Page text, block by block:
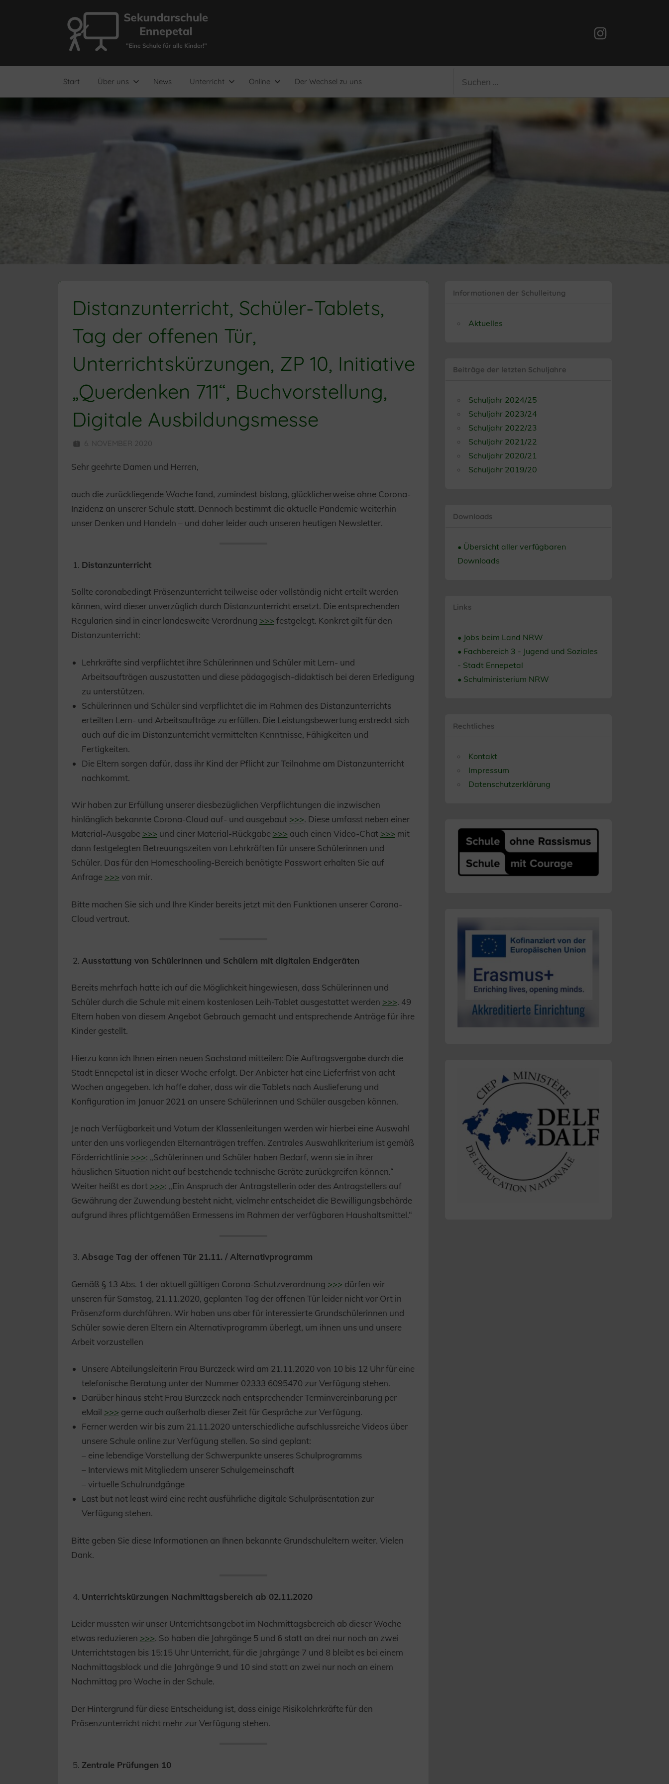
Sekundarschule
Ennepetal
"Eine
Schule
Kinder!"
Instagram
Start Über uns News Unterricht Online Der Wechsel zu uns
Distanzunterricht, Schüler-Tablets,
Tag der offenen Tür,
Unterrichtskürzungen, ZP 10, Initiative
„Querdenken 711“, Buchvorstellung,
Digitale Ausbildungsmesse
6. NOVEMBER 2020
Sehr geehrte Damen und Herren,
auch die zurückliegende Woche fand, zumindest bislang, glücklicherweise ohne Corona-
Inzidenz an unserer Schule statt. Dennoch bestimmt die aktuelle Pandemie weiterhin
unser Denken und Handeln – und daher leider auch unseren heutigen Newsletter.
Distanzunterricht
Sollte coronabedingt Präsenzunterricht teilweise oder vollständig nicht erteilt werden
können, wird dieser unverzüglich durch Distanzunterricht ersetzt. Die entsprechenden
Regularien sind in einer landesweite Verordnung >>> festgelegt. Konkret gilt für den
Distanzunterricht:
Lehrkräfte sind verpflichtet ihre Schülerinnen und Schüler mit Lern- und
Arbeitsaufträgen auszustatten und diese pädagogisch-didaktisch bei deren Erledigung
zu unterstützen.
Schülerinnen und Schüler sind verpflichtet die im Rahmen des Distanzunterrichts
erteilten Lern- und Arbeitsaufträge zu erfüllen. Die Leistungsbewertung erstreckt sich
auch auf die im Distanzunterricht vermittelten Kenntnisse, Fähigkeiten und
Fertigkeiten.
Die Eltern sorgen dafür, dass ihr Kind der Pflicht zur Teilnahme am Distanzunterricht
nachkommt.
Wir haben zur Erfüllung unserer diesbezüglichen Verpflichtungen die inzwischen
hinlänglich bekannte Corona-Cloud auf- und ausgebaut >>>. Diese umfasst neben einer
Material-Ausgabe >>> und einer Material-Rückgabe >>> auch einen Video-Chat >>> mit
dann festgelegten Betreuungszeiten von Lehrkräften für unsere Schülerinnen und
Schüler. Das für den Homeschooling-Bereich benötigte Passwort erhalten Sie auf
Anfrage >>> von mir.
Bitte machen Sie sich und Ihre Kinder bereits jetzt mit den Funktionen unserer Corona-
Cloud vertraut.
Ausstattung von Schülerinnen und Schülern mit digitalen Endgeräten
Bereits mehrfach hatte ich auf die Möglichkeit hingewiesen, dass Schülerinnen und
Schüler durch die Schule mit einem kostenlosen Leih-Tablet ausgestattet werden >>>. 49
Eltern haben von diesem Angebot Gebrauch gemacht und entsprechende Anträge für ihre
Kinder gestellt.
Hierzu kann ich Ihnen einen neuen Sachstand mitteilen: Die Auftragsvergabe durch die
Stadt Ennepetal ist in dieser Woche erfolgt. Der Anbieter hat eine Lieferfrist von acht
Wochen angegeben. Ich hoffe daher, dass wir die Tablets nach Auslieferung und
Konfiguration im Januar 2021 an unsere Schülerinnen und Schüler ausgeben können.
Je nach Verfügbarkeit und Votum der Klassenleitungen werden wir hierbei eine Auswahl
unter den uns vorliegenden Elternanträgen treffen. Zentrales Auswahlkriterium ist gemäß
Förderrichtlinie >>>: „Schülerinnen und Schüler haben Bedarf, wenn sie in ihrer
häuslichen Situation nicht auf bestehende technische Geräte zurückgreifen können.“
Weiter heißt es dort >>>: „Ein Anspruch der Antragstellerin oder des Antragstellers auf
Gewährung der Zuwendung besteht nicht, vielmehr entscheidet die Bewilligungsbehörde
aufgrund ihres pflichtgemäßen Ermessens im Rahmen der verfügbaren Haushaltsmittel.“
Absage Tag der offenen Tür 21.11. / Alternativprogramm
Gemäß § 13 Abs. 1 der aktuell gültigen Corona-Schutzverordnung >>> dürfen wir
unseren für Samstag, 21.11.2020, geplanten Tag der offenen Tür leider nicht vor Ort in
Präsenzform durchführen. Wir haben uns aber für interessierte Grundschülerinnen und
Schüler sowie deren Eltern ein Alternativprogramm überlegt, um ihnen uns und unsere
Arbeit vorzustellen
Unsere Abteilungsleiterin Frau Burczeck wird am 21.11.2020 von 10 bis 12 Uhr für eine
telefonische Beratung unter der Nummer 02333 6095470 zur Verfügung stehen.
Darüber hinaus steht Frau Burczeck nach entsprechender Terminvereinbarung per
eMail >>> gerne auch außerhalb dieser Zeit für Gespräche zur Verfügung.
Ferner werden wir bis zum 21.11.2020 unterschiedliche aufschlussreiche Videos über
unsere Schule online zur Verfügung stellen. So sind geplant:
– eine lebendige Vorstellung der Schwerpunkte unseres Schulprogramms
– Interviews mit Mitgliedern unserer Schulgemeinschaft
– virtuelle Schulrundgänge
Last but not least wird eine recht ausführliche digitale Schulpräsentation zur
Verfügung stehen.
Bitte geben Sie diese Informationen an Ihnen bekannte Grundschuleltern weiter. Vielen
Dank.
Unterrichtskürzungen Nachmittagsbereich ab 02.11.2020
Leider mussten wir unser Unterrichtsangebot im Nachmittagsbereich ab dieser Woche
etwas reduzieren >>>. So haben die Jahrgänge 5 und 6 statt an drei nur noch an zwei
Unterrichtstagen bis 15:15 Uhr Unterricht, für die Jahrgänge 7 und 8 bleibt es bei einem
Nachmittagsblock und die Jahrgänge 9 und 10 sind statt an zwei nur noch an einem
Nachmittag pro Woche in der Schule.
Der Hintergrund für diese Entscheidung ist, dass einige Risikolehrkräfte für den
Präsenzunterricht nicht mehr zur Verfügung stehen.
Zentrale Prüfungen 10
Informationen der Schulleitung
Aktuelles
Beiträge der letzten Schuljahre
Schuljahr 2024/25
Schuljahr 2023/24
Schuljahr 2022/23
Schuljahr 2021/22
Schuljahr 2020/21
Schuljahr 2019/20
Downloads
• Übersicht aller verfügbaren
Downloads
Links
• Jobs beim Land NRW
• Fachbereich 3 - Jugend und Soziales
- Stadt Ennepetal
• Schulministerium NRW
Rechtliches
Kontakt
Impressum
Datenschutzerklärung